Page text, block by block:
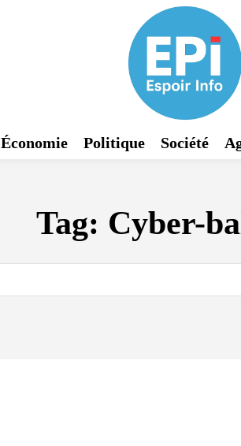
Économie Politique Société
Tag: Cyber-